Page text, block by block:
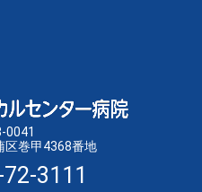
0041
区巻甲4368番地
3111